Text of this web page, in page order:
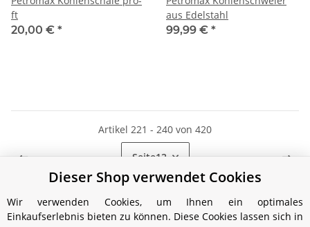
ft
20,00 € *
aus Edelstahl
99,99 € *
Artikel 221 - 240 von 420
Seite12
Dieser Shop verwendet Cookies
Wir verwenden Cookies, um Ihnen ein optimales
Einkaufserlebnis bieten zu können. Diese Cookies lassen sich in